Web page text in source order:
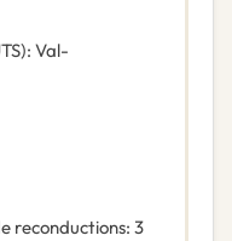
: Val-
reconductions: 3